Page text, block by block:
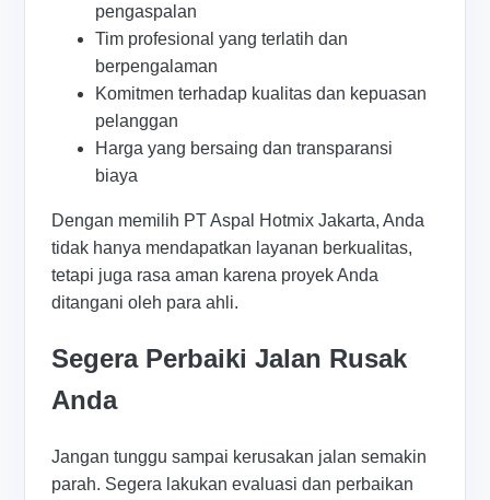
pengaspalan
Tim profesional yang terlatih dan
berpengalaman
Komitmen terhadap kualitas dan kepuasan
pelanggan
Harga yang bersaing dan transparansi
biaya
Dengan memilih PT Aspal Hotmix Jakarta, Anda
tidak hanya mendapatkan layanan berkualitas,
tetapi juga rasa aman karena proyek Anda
ditangani oleh para ahli.
Segera Perbaiki Jalan Rusak
Anda
Jangan tunggu sampai kerusakan jalan semakin
parah. Segera lakukan evaluasi dan perbaikan